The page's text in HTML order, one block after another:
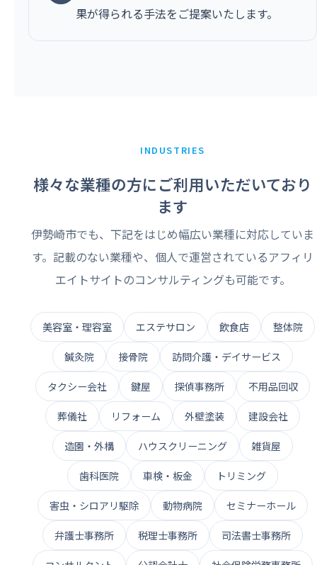
果が得られる手法をご提案いたします。
INDUSTRIES
様々な業種の方にご利用いただいており
ます
伊勢崎市でも、下記をはじめ幅広い業種に対応していま
す。記載のない業種や、個人で運営されているアフィリ
エイトサイトのコンサルティングも可能です。
美容室・理容室 エステサロン 飲食店 整体院
鍼灸院 接骨院 訪問介護・デイサービス
タクシー会社 鍵屋 探偵事務所 不用品回収
葬儀社 リフォーム 外壁塗装 建設会社
造園・外構 ハウスクリーニング 雑貨屋
歯科医院 車検・板金 トリミング
害虫・シロアリ駆除 動物病院 セミナーホール
弁護士事務所 税理士事務所 司法書士事務所